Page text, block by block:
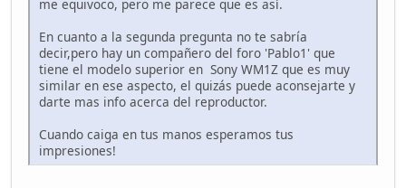
me equivoco, pero me parece que es así.
En cuanto a la segunda pregunta no te sabría
decir,pero hay un compañero del foro 'Pablo1' que
tiene el modelo superior en Sony WM1Z que es muy
similar en ese aspecto, el quizás puede aconsejarte y
darte mas info acerca del reproductor.
Cuando caiga en tus manos esperamos tus
impresiones!